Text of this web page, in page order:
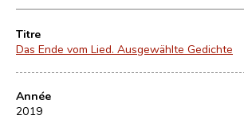
Titre
Das Ende vom Lied. Ausgewählte Gedichte
Année
2019